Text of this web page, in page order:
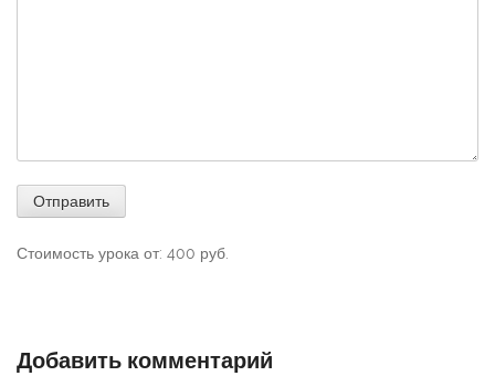
Стоимость урока от: 400 руб.
Добавить комментарий